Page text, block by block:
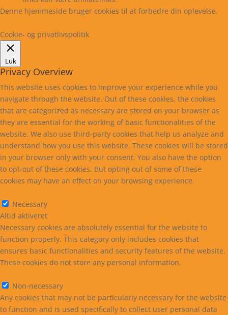
Denne hjemmeside bruger cookies til at forbedre din oplevelse.
Cookie- og privatlivspolitik
Luk
Privacy Overview
This website uses cookies to improve your experience while you
navigate through the website. Out of these cookies, the cookies
that are categorized as necessary are stored on your browser as
they are essential for the working of basic functionalities of the
website. We also use third-party cookies that help us analyze and
understand how you use this website. These cookies will be stored
in your browser only with your consent. You also have the option
to opt-out of these cookies. But opting out of some of these
cookies may have an effect on your browsing experience.
Necessary
Altid aktiveret
Necessary cookies are absolutely essential for the website to
function properly. This category only includes cookies that
ensures basic functionalities and security features of the website.
These cookies do not store any personal information.
Non-necessary
Any cookies that may not be particularly necessary for the website
to function and is used specifically to collect user personal data